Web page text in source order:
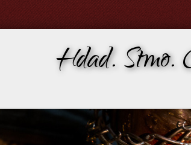
Hdad. Stmo.